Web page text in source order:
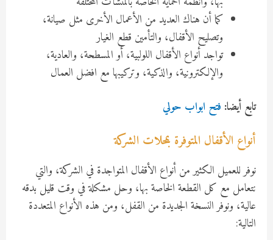
كما أن هناك العديد من الأعمال الأخرى مثل صيانة،
وتصليح الأقفال، والتأمين قطع الغيار
تواجد أنواع الأقفال اللولبية، أو المسطحة، والعادية،
والإلكترونية، والذكية، وتركيبها مع افضل العمال
تابع أيضا: فتح ابواب حولي
أنواع الأقفال المتوفرة بمحلات الشركة
نوفر للعميل الكثير من أنواع الأقفال المتواجدة في الشركة، والتي
نتعامل مع كل القطعة الخاصة بها، وحل مشكلة في وقت قليل بدقه
عالية، ونوفر النسخة الجديدة من القفل، ومن هذه الأنواع المتعددة
التالية: